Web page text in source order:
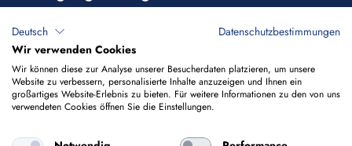
Brunnenstraße 29-31
40223 Düsseldorf
+49 211 9054-5
info@voessing.de
Deutsch
Datenschutzbestimmungen
Wir verwenden Cookies
Wir können diese zur Analyse unserer Besucherdaten platzieren, um unsere
Website zu verbessern, personalisierte Inhalte anzuzeigen und Ihnen ein
großartiges Website-Erlebnis zu bieten. Für weitere Informationen zu den von uns
verwendeten Cookies öffnen Sie die Einstellungen.